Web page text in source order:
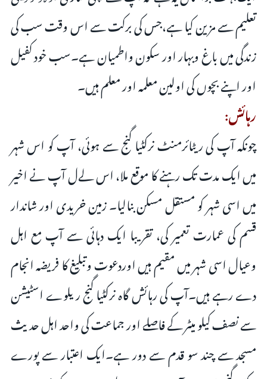
تعلیم سے مزین کیا ہے،جس کی برکت سے اس وقت سب کی
زندگی میں باغ وبہار اور سکون واطمیان ہے۔سب خود کفیل
اور اپنے بچوں کی اولین معلمہ اور معلم ہیں۔
رہائش:
چونکہ آپ کی ریٹائرمنٹ نرکٹیا گنج سے ہوئی، آپ کو اس شہر
میں ایک مدت تک رہنے کا موقع ملا، اس لےل آپ نے اخیر
میں اسی شہر کو مستقل مسکن بنالیا۔ زمین خریدی اور شاندار
قسم کی عمارت تعمیر کی، تقریبا ایک دہائی سے آپ مع اہل
وعیال اسی شہر میں مقیم ہیں اوردعوت وتبلیغ کا فریضہ انجام
دے رہے ہیں۔آپ کی رہائش گاہ نرکٹیا گنج ریلوے اسٹیشن
سے نصف کیلو میٹر کے فاصلے اور جماعت کی واحد اہل حدیث
مسجد سے چند سو قدم سے دور ہے۔ایک اعتبار سے پورے